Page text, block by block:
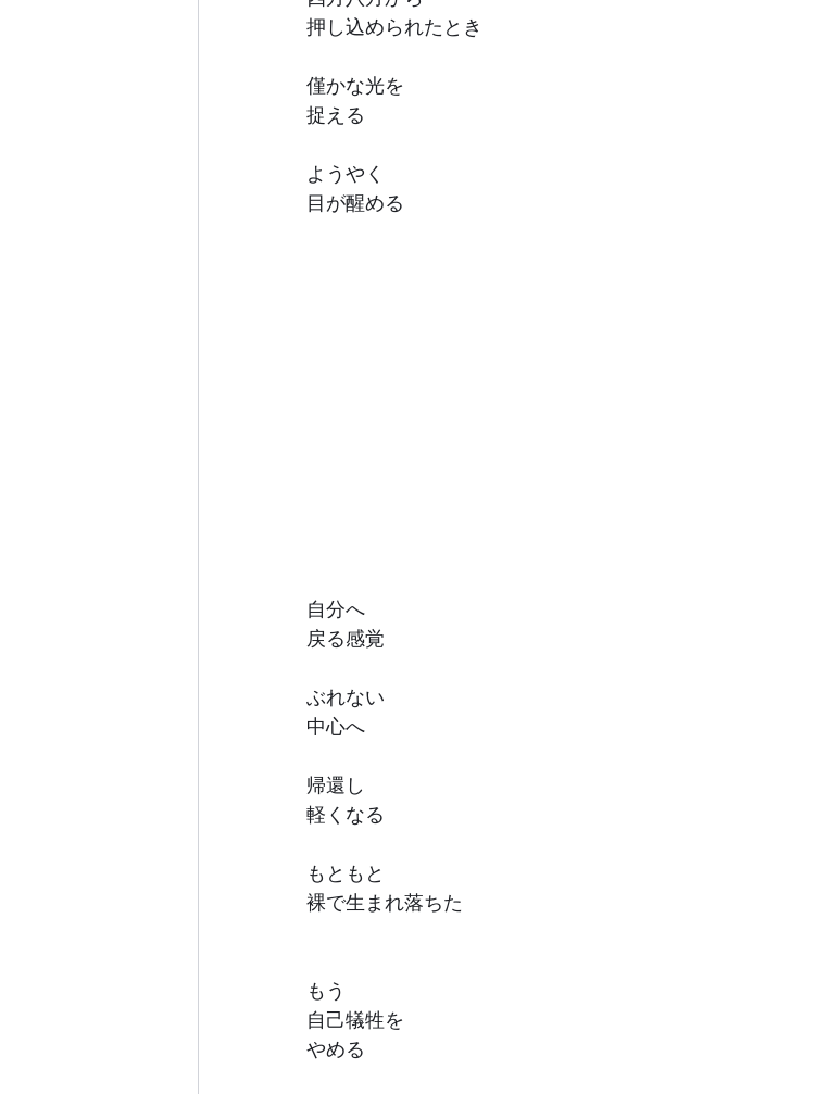
押し込められたとき
僅かな光を
捉える
ようやく
目が醒める
自分へ
戻る感覚
ぶれない
中心へ
帰還し
軽くなる
もともと
裸で生まれ落ちた
もう
自己犠牲を
やめる